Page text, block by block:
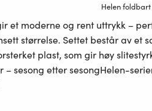
Helen
et moderne og rent uttrykk –
størrelse. Settet består av et
plast, som gir høy
– sesong etter sesongHelen-